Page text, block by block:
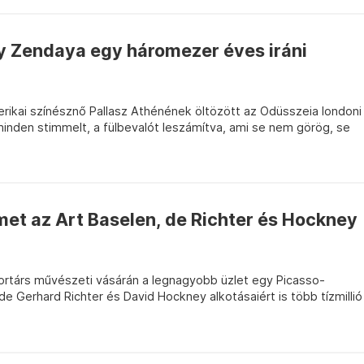
Zendaya egy háromezer éves iráni
színésznő Pallasz Athénének öltözött az Odüsszeia londoni
stimmelt, a fülbevalót leszámítva, ami se nem görög, se
az Art Baselen, de Richter és Hockney
művészeti vásárán a legnagyobb üzlet egy Picasso-
Gerhard Richter és David Hockney alkotásaiért is több tízmillió